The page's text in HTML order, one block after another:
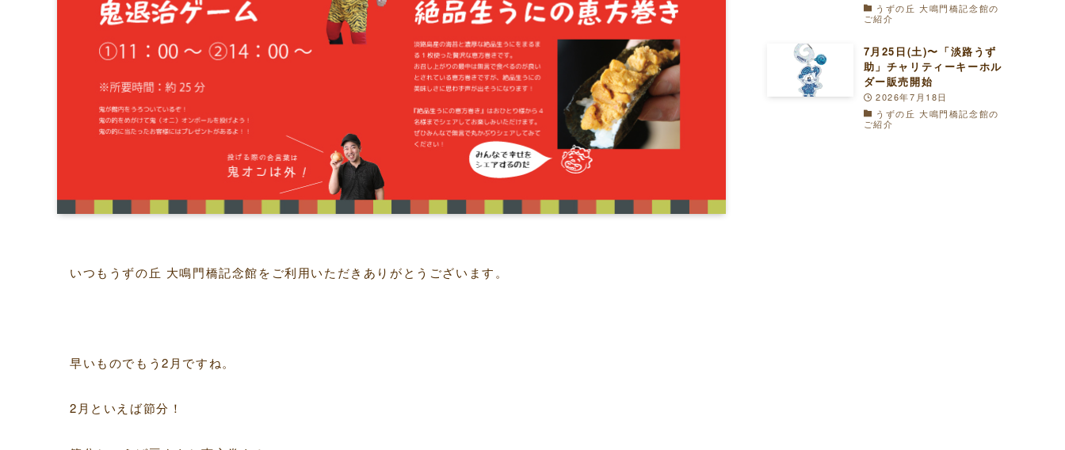
いつもうずの丘 大鳴門橋記念館をご利用いただきありがとうございます。
早いものでもう2月ですね。
2月といえば節分！
うずの丘 大鳴門橋記念館の
ご紹介
7月25日(土)〜「淡路うず
助」チャリティーキーホル
ダー販売開始
2026年7月18日
うずの丘 大鳴門橋記念館の
ご紹介